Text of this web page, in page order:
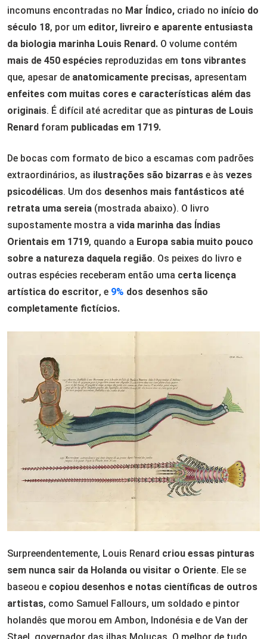
incomuns encontradas no Mar Índico, criado no início do
século 18, por um editor, livreiro e aparente entusiasta
da biologia marinha Louis Renard. O volume contém
mais de 450 espécies reproduzidas em tons vibrantes
que, apesar de anatomicamente precisas, apresentam
enfeites com muitas cores e características além das
originais. É difícil até acreditar que as pinturas de Louis
Renard foram publicadas em 1719.
De bocas com formato de bico a escamas com padrões
extraordinários, as ilustrações são bizarras e às vezes
psicodélicas. Um dos desenhos mais fantásticos até
retrata uma sereia (mostrada abaixo). O livro
supostamente mostra a vida marinha das Índias
Orientais em 1719, quando a Europa sabia muito pouco
sobre a natureza daquela região. Os peixes do livro e
outras espécies receberam então uma certa licença
artística do escritor, e 9% dos desenhos são
completamente fictícios.
Surpreendentemente, Louis Renard criou essas pinturas
sem nunca sair da Holanda ou visitar o Oriente. Ele se
baseou e copiou desenhos e notas científicas de outros
artistas, como Samuel Fallours, um soldado e pintor
holandês que morou em Ambon, Indonésia e de Van der